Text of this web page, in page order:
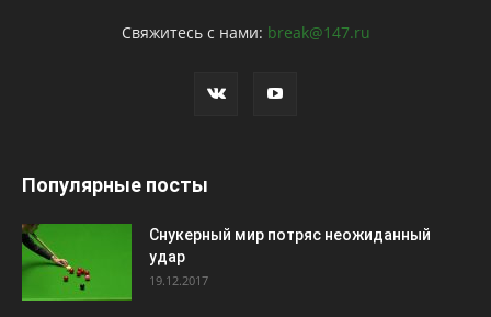
Свяжитесь с нами: break@147.ru
Популярные посты
Снукерный мир потряс неожиданный
удар
19.12.2017